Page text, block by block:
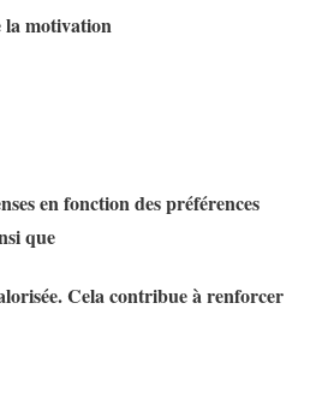
la motivation
en fonction des préférences
que
Cela contribue à renforcer